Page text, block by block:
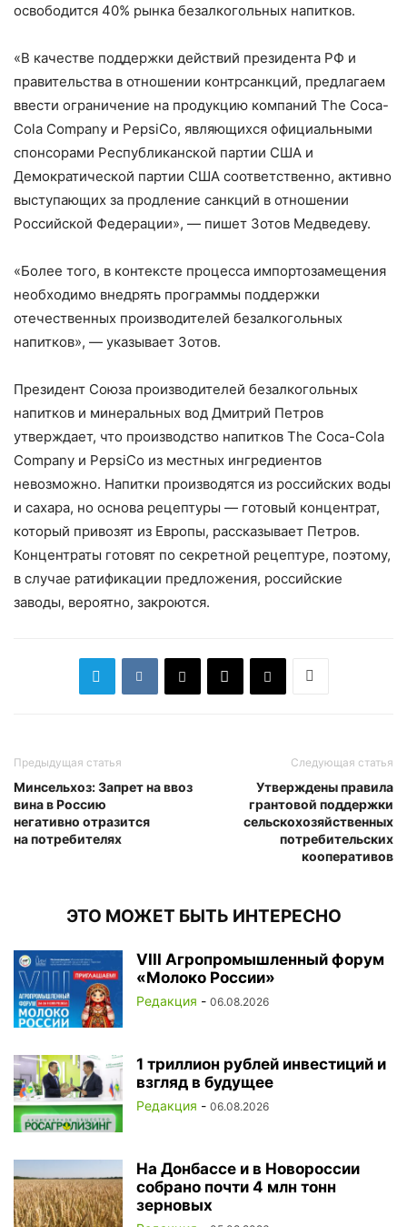
освободится 40% рынка безалкогольных напитков.
«В качестве поддержки действий президента РФ и
правительства в отношении контрсанкций, предлагаем
ввести ограничение на продукцию компаний The Coca-
Cola Company и PepsiCo, являющихся официальными
спонсорами Республиканской партии США и
Демократической партии США соответственно, активно
выступающих за продление санкций в отношении
Российской Федерации», — пишет Зотов Медведеву.
«Более того, в контексте процесса импортозамещения
необходимо внедрять программы поддержки
отечественных производителей безалкогольных
напитков», — указывает Зотов.
Президент Союза производителей безалкогольных
напитков и минеральных вод Дмитрий Петров
утверждает, что производство напитков The Coca-Cola
Company и PepsiCo из местных ингредиентов
невозможно. Напитки производятся из российских воды
и сахара, но основа рецептуры — готовый концентрат,
который привозят из Европы, рассказывает Петров.
Концентраты готовят по секретной рецептуре, поэтому,
в случае ратификации предложения, российские
заводы, вероятно, закроются.
Предыдущая статья
Минсельхоз: Запрет на ввоз
вина в Россию
негативно отразится
на потребителях
Следующая статья
Утверждены правила
грантовой поддержки
сельскохозяйственных
потребительских
кооперативов
ЭТО МОЖЕТ БЫТЬ ИНТЕРЕСНО
VIII Агропромышленный форум
«Молоко России»
Редакция - 06.08.2026
1 триллион рублей инвестиций и
взгляд в будущее
Редакция - 06.08.2026
На Донбассе и в Новороссии
собрано почти 4 млн тонн
зерновых